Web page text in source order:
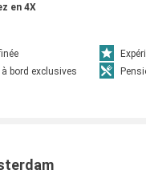
en 4X
bord exclusives